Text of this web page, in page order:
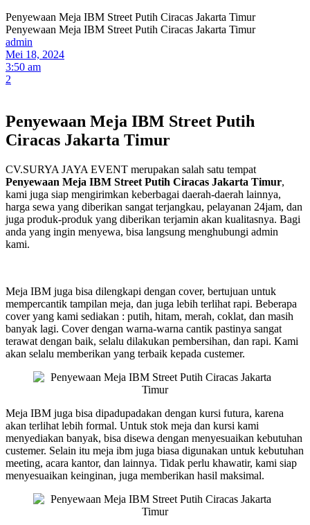
Penyewaan Meja IBM Street Putih Ciracas Jakarta Timur
Penyewaan Meja IBM Street Putih Ciracas Jakarta Timur
admin
Mei 18, 2024
3:50 am
2
Penyewaan Meja IBM Street Putih
Ciracas Jakarta Timur
CV.SURYA JAYA EVENT merupakan salah satu tempat
Penyewaan Meja IBM Street Putih Ciracas Jakarta Timur,
kami juga siap mengirimkan keberbagai daerah-daerah lainnya,
harga sewa yang diberikan sangat terjangkau, pelayanan 24jam, dan
juga produk-produk yang diberikan terjamin akan kualitasnya. Bagi
anda yang ingin menyewa, bisa langsung menghubungi admin
kami.
Meja IBM juga bisa dilengkapi dengan cover, bertujuan untuk
mempercantik tampilan meja, dan juga lebih terlihat rapi. Beberapa
cover yang kami sediakan : putih, hitam, merah, coklat, dan masih
banyak lagi. Cover dengan warna-warna cantik pastinya sangat
terawat dengan baik, selalu dilakukan pembersihan, dan rapi. Kami
akan selalu memberikan yang terbaik kepada custemer.
Meja IBM juga bisa dipadupadakan dengan kursi futura, karena
akan terlihat lebih formal. Untuk stok meja dan kursi kami
menyediakan banyak, bisa disewa dengan menyesuaikan kebutuhan
custemer. Selain itu meja ibm juga biasa digunakan untuk kebutuhan
meeting, acara kantor, dan lainnya. Tidak perlu khawatir, kami siap
menyesuaikan keinginan, juga memberikan hasil maksimal.